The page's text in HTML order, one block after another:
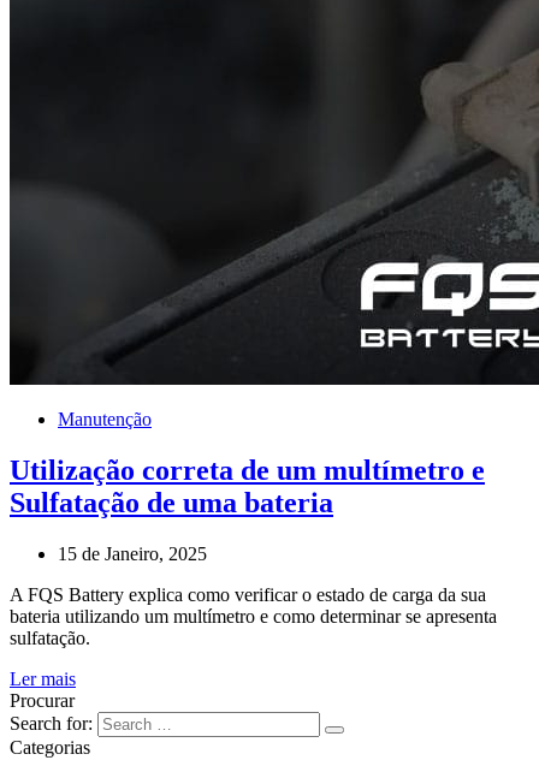
Manutenção
Utilização correta de um multímetro e
Sulfatação de uma bateria
15 de Janeiro, 2025
A FQS Battery explica como verificar o estado de carga da sua
bateria utilizando um multímetro e como determinar se apresenta
sulfatação.
Ler mais
Procurar
Search for:
Categorias